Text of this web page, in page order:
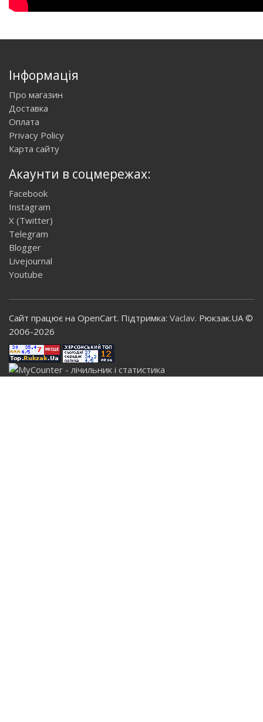
Інформація
Про магазин
Доставка
Оплата
Privacy Policy
Карта сайту
Акаунти в соцмережах:
Facebook
Instagram
X (Twitter)
Telegram
Blogger
Livejournal
Youtube
Сайт працює на OpenCart. Підтримка: Vaclav. Рюкзак.UA ©
2006-2026